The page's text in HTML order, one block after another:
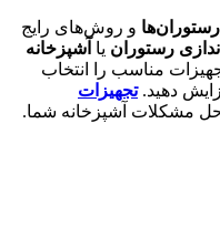
و روش‌های رایج
رستوران یا آشپزخانه
مناسب را انتخاب
دهید.تجهیزات
حل مشکلات آشپزخانه شما.